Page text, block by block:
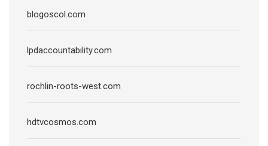
blogoscol.com
lpdaccountability.com
rochlin-roots-west.com
hdtvcosmos.com